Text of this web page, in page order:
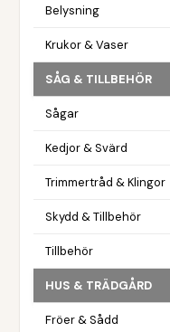
Belysning
Krukor & Vaser
SÅG & TILLBEHÖR
Sågar
Kedjor & Svärd
Trimmertråd & Klingor
Skydd & Tillbehör
Tillbehör
HUS & TRÄDGÅRD
Fröer & Sådd